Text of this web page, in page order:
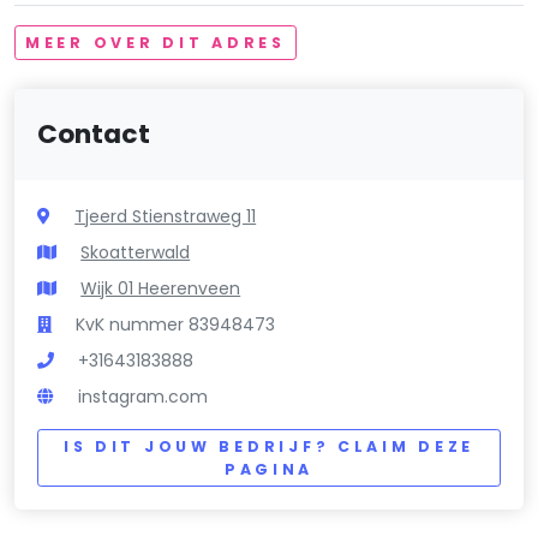
MEER OVER DIT ADRES
Contact
Tjeerd Stienstraweg 11
Skoatterwald
Wijk 01 Heerenveen
KvK nummer 83948473
+31643183888
instagram.com
IS DIT JOUW BEDRIJF? CLAIM DEZE
PAGINA